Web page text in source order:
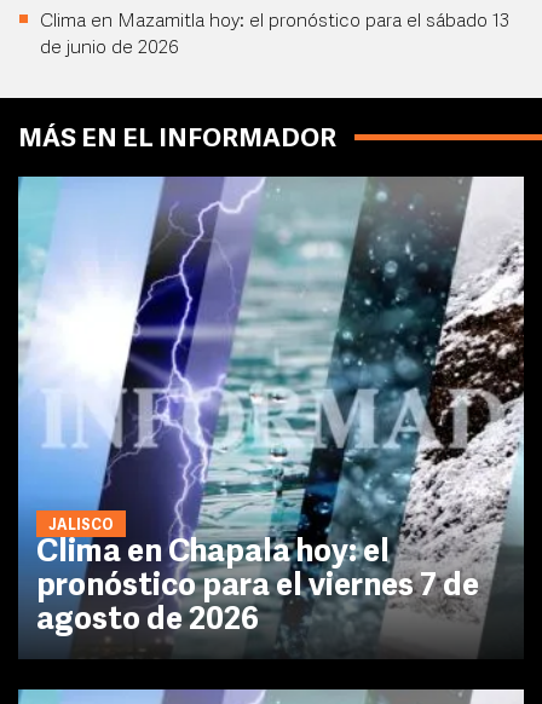
Clima en Mazamitla hoy: el pronóstico para el sábado 13
de junio de 2026
MÁS EN EL INFORMADOR
JALISCO
Clima en Chapala hoy: el
pronóstico para el viernes 7 de
agosto de 2026